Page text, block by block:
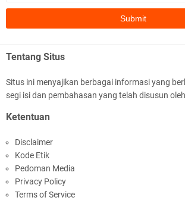
Ke-81 RI dan Kunjungan Kapolri
Tentang Situs
Situs ini menyajikan berbagai informasi yang
segi isi dan pembahasan yang telah disusun
Ketentuan
Disclaimer
Kode Etik
Pedoman Media
Privacy Policy
Terms of Service